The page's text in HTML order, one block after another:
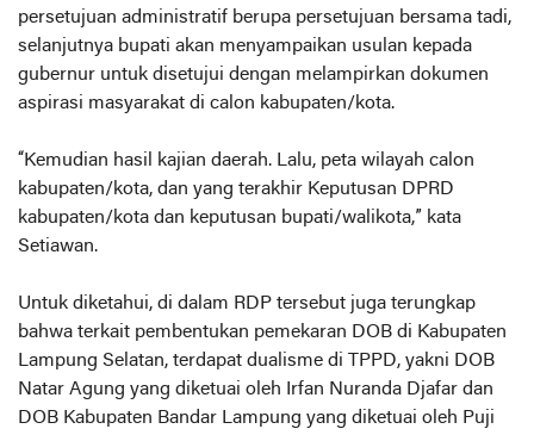
persetujuan administratif berupa persetujuan bersama tadi,
selanjutnya bupati akan menyampaikan usulan kepada
gubernur untuk disetujui dengan melampirkan dokumen
aspirasi masyarakat di calon kabupaten/kota.
“Kemudian hasil kajian daerah. Lalu, peta wilayah calon
kabupaten/kota, dan yang terakhir Keputusan DPRD
kabupaten/kota dan keputusan bupati/walikota,” kata
Setiawan.
Untuk diketahui, di dalam RDP tersebut juga terungkap
bahwa terkait pembentukan pemekaran DOB di Kabupaten
Lampung Selatan, terdapat dualisme di TPPD, yakni DOB
Natar Agung yang diketuai oleh Irfan Nuranda Djafar dan
DOB Kabupaten Bandar Lampung yang diketuai oleh Puji